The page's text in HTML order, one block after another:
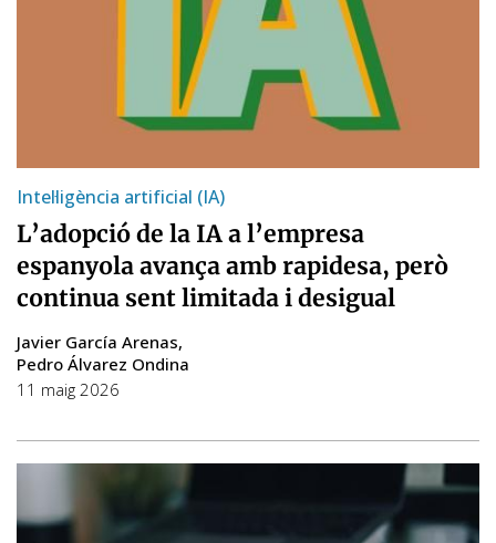
Intel·ligència artificial (IA)
L’adopció de la IA a l’empresa
espanyola avança amb rapidesa, però
continua sent limitada i desigual
Javier García Arenas
Pedro Álvarez Ondina
11 maig 2026